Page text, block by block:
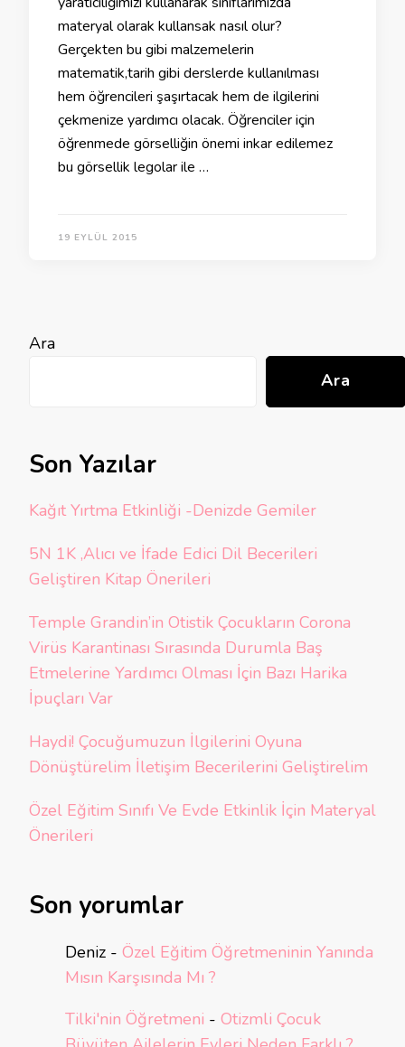
materyal olarak kullansak nasıl olur?
Gerçekten bu gibi malzemelerin
matematik,tarih gibi derslerde kullanılması
hem öğrencileri şaşırtacak hem de ilgilerini
çekmenize yardımcı olacak. Öğrenciler için
öğrenmede görselliğin önemi inkar edilemez
bu görsellik legolar ile …
19 EYLÜL 2015
Ara
Ara
Son Yazılar
Kağıt Yırtma Etkinliği -Denizde Gemiler
5N 1K ,Alıcı ve İfade Edici Dil Becerileri
Geliştiren Kitap Önerileri
Temple Grandin’in Otistik Çocukların Corona
Virüs Karantinası Sırasında Durumla Baş
Etmelerine Yardımcı Olması İçin Bazı Harika
İpuçları Var
Haydi! Çocuğumuzun İlgilerini Oyuna
Dönüştürelim İletişim Becerilerini Geliştirelim
Özel Eğitim Sınıfı Ve Evde Etkinlik İçin Materyal
Önerileri
Son yorumlar
Deniz - Özel Eğitim Öğretmeninin Yanında
Mısın Karşısında Mı ?
Tilki'nin Öğretmeni - Otizmli Çocuk